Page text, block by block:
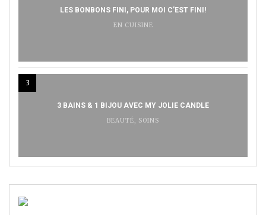
LES BONBONS FINI, POUR MOI C’EST FINI!
EN CUISINE
3
3 BAINS & 1 BIJOU AVEC MY JOLIE CANDLE
BEAUTÉ SOINS